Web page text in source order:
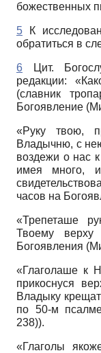
божественных
5 К
обратиться в
6 Цит.
редакции:
(славник
Богоявление
«Руку твою,
Владычню, с
воздежи о нас
имея много,
часов на
«Трепеташе
Твоему верху
Богоявления
«Глаголаше к
прикоснуся
Владыку
по 50-м
238)).
«Глаголы